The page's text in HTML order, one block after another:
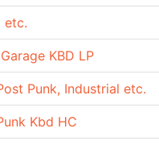
etc.
KBD LP
Punk, Industrial etc.
Kbd HC